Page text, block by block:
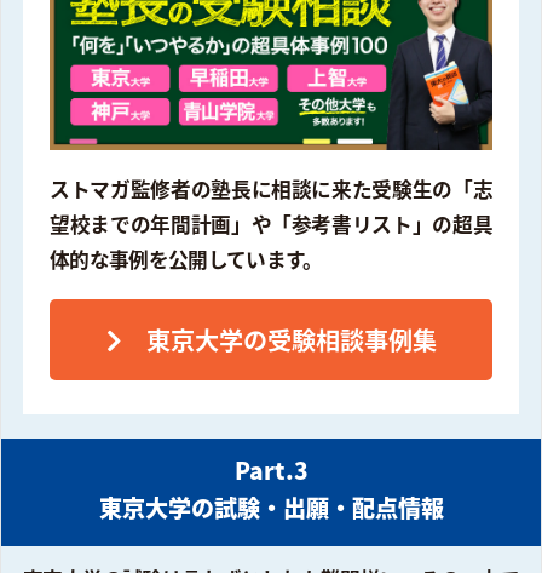
ストマガ監修者の塾長に相談に来た受験生の「志
望校までの年間計画」や「参考書リスト」の超具
体的な事例を公開しています。
東京大学の受験相談事例集
Part.3
東京大学の試験・出願・配点情報